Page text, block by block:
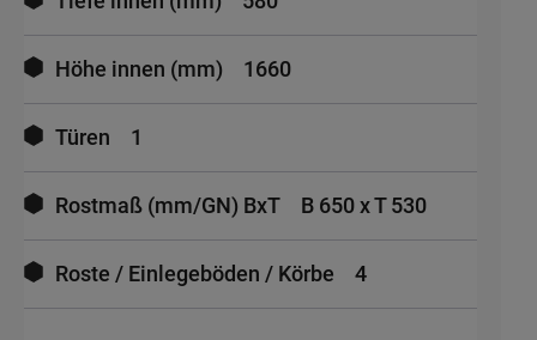
Höhe innen (mm) 1660
Türen 1
Rostmaß (mm/GN) BxT B 650 x T 530
Roste / Einlegeböden / Körbe 4